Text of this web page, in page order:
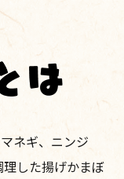
ネギ、ニンジ
した揚げかまぼ